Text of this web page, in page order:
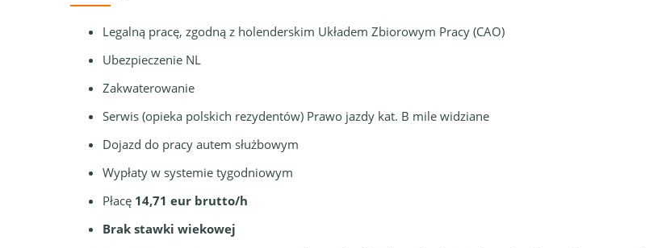
Legalną pracę, zgodną z holenderskim Układem Zbiorowym Pracy (CAO)
Ubezpieczenie NL
Zakwaterowanie
Serwis (opieka polskich rezydentów) Prawo jazdy kat. B mile widziane
Dojazd do pracy autem służbowym
Wypłaty w systemie tygodniowym
Płacę 14,71 eur brutto/h
Brak stawki wiekowej